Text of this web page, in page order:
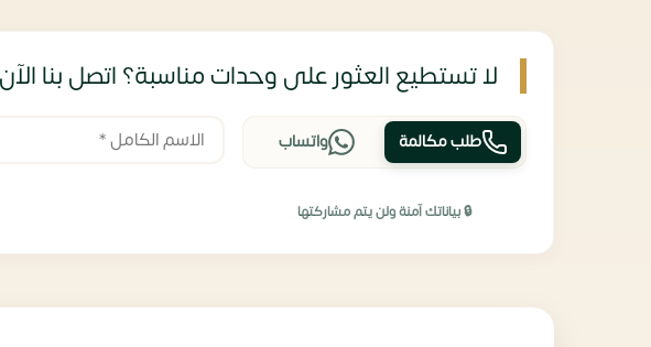
لا تستطيع العثور على وحدات مناسبة؟ اتصل بنا
طلب مكالمة واتساب
🔒 بياناتك آمنة ولن يتم مشاركتها